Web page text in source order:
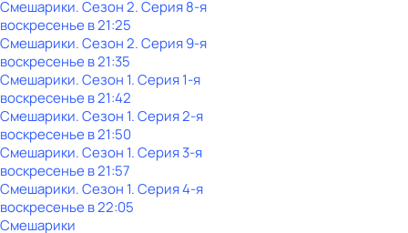
Смешарики. Сезон 2. Серия 8-я
воскресенье в21:25
Смешарики. Сезон 2. Серия 9-я
воскресенье в21:35
Смешарики. Сезон 1. Серия 1-я
воскресенье в21:42
Смешарики. Сезон 1. Серия 2-я
воскресенье в21:50
Смешарики. Сезон 1. Серия 3-я
воскресенье в21:57
Смешарики. Сезон 1. Серия 4-я
воскресенье в22:05
Смешарики